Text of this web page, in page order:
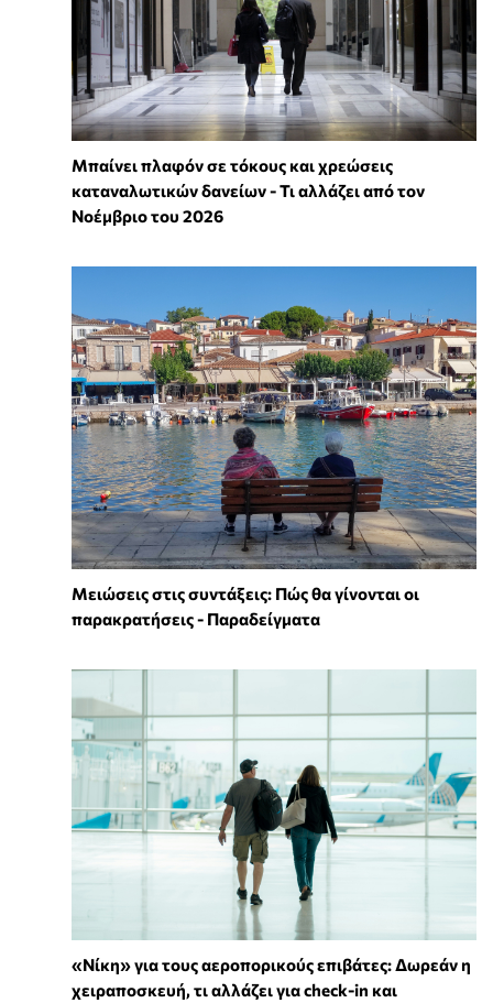
Μπαίνει πλαφόν σε τόκους και χρεώσεις
καταναλωτικών δανείων - Τι αλλάζει από τον
Νοέμβριο του 2026
Μειώσεις στις συντάξεις: Πώς θα γίνονται οι
παρακρατήσεις - Παραδείγματα
«Νίκη» για τους αεροπορικούς επιβάτες: Δωρεάν η
χειραποσκευή, τι αλλάζει για check-in και